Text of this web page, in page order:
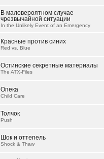
В маловероятном случае
чрезвычайной ситуации
In the Unlikely Event of an Emergency
Красные против синих
Red vs. Blue
Остинские секретные материалы
The ATX-Files
Опека
Child Care
Толчок
Push
Шок и оттепель
Shock & Thaw